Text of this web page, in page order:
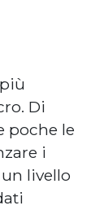
Di
poche le
i
livello